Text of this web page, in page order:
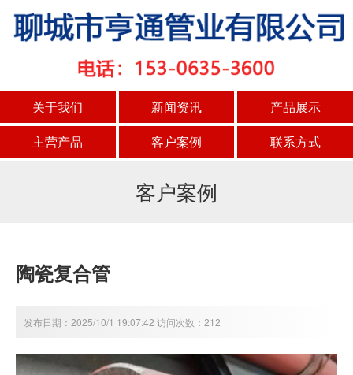
关于我们 新闻资讯
产品展示
主营产品
客户案例 联系方式
客户案例
陶瓷复合管
发布日期：2025/10/1 19:07:42 访问次数：212